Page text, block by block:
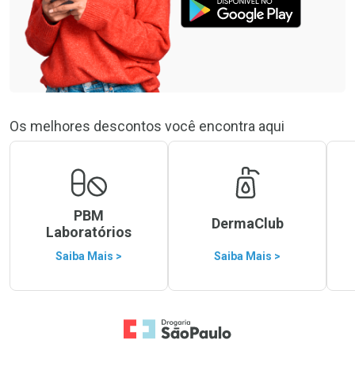
Os melhores descontos você encontra aqui
PBM
Laboratórios
Saiba Mais >
DermaClub
Saiba Mais >
Ir para a Home